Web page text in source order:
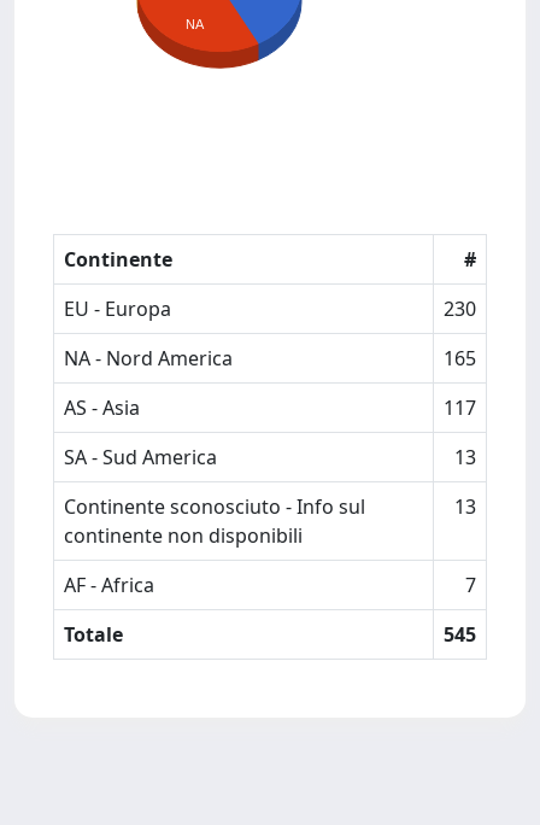
NA
Continente
#
EU - Europa
230
NA - Nord America
165
AS - Asia
117
SA - Sud America
13
Continente sconosciuto - Info sul
continente non disponibili
13
AF - Africa
7
Totale
545